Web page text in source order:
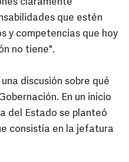
claramente
que estén
y competencias que hoy
no tiene".
discusión sobre qué
En un inicio
del Estado se planteó
consistía en la jefatura